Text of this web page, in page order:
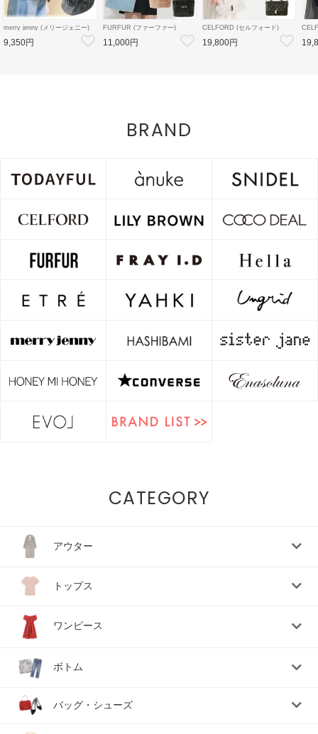
merry jenny (メリージェニー)
'ribbonワンショルダーバッグ''
26春夏4【2825419005】ハン
ド・ショルダーバッグ BLK:近
9,350円
FURFUR (ファーファー)
エコファートートバッグ 26秋冬
予約【RWGB264506】トート
バッグ 入荷予定 : 9月下旬～
11,000円
CELFORD (セルフォード)
【リュタン】ビジュースタッズ
ミニショルダー 26秋冬予約
【CWGB264549】ハンド・シ
19,800円
ン
【
BRAND
CATEGORY
アウター
トップス
ワンピース
ボトム
バッグ・シューズ